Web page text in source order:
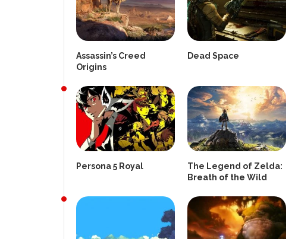
Assassin’s Creed
Origins
Dead Space
Persona 5 Royal
The Legend of Zelda:
Breath of the Wild